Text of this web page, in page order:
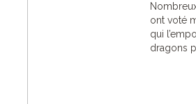
ont voté
qui
dragons